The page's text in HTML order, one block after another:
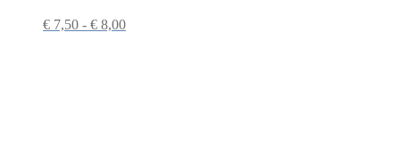
€ 7,50 - € 8,00Prijsklasse: